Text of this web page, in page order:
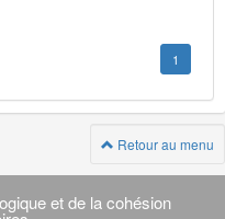
1
Retour au menu
et de la cohésion